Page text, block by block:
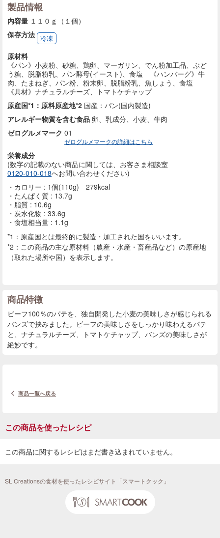
製品情報
内容量 １１０ｇ（１個）
保存方法 冷凍
原材料
《パン》小麦粉、砂糖、鶏卵、マーガリン、でん粉加工品、ぶど
う糖、脱脂粉乳、パン酵母(イースト)、食塩 《ハンバーグ》牛
肉、たまねぎ、パン粉、粉末卵、脱脂粉乳、魚しょう、食塩
《具材》ナチュラルチーズ、トマトケチャップ
原産国*1：原料原産地*2 国産：パン(国内製造)
アレルギー物質を含む食品 卵、乳成分、小麦、牛肉
ゼログルメマーク 01
ゼログルメマークの詳細はこちら
栄養成分
(数字の記載のない商品に関しては、お客さま相談室
0120-010-018へお問い合わせください)
カロリー : 1個(110g) 279kcal
たんぱく質 : 13.7g
脂質 : 10.6g
炭水化物 : 33.6g
食塩相当量 : 1.1g
*1：原産国とは最終的に製造・加工された国をいいます。
*2：この商品の主な原材料（農産・水産・畜産品など）の原産地
（取れた場所や国）を表示します。
商品特徴
ビーフ100％のパテを、独自開発した小麦の美味しさが感じられる
バンズで挟みました。ビーフの美味しさをしっかり味わえるパテ
と、ナチュラルチーズ、トマトケチャップ、バンズの美味しさが
絶妙です。
商品一覧へ戻る
この商品を使ったレシピ
この商品に関するレシピはまだ書き込まれていません。
SL Creationsの食材を使ったレシピサイト「スマートクック」